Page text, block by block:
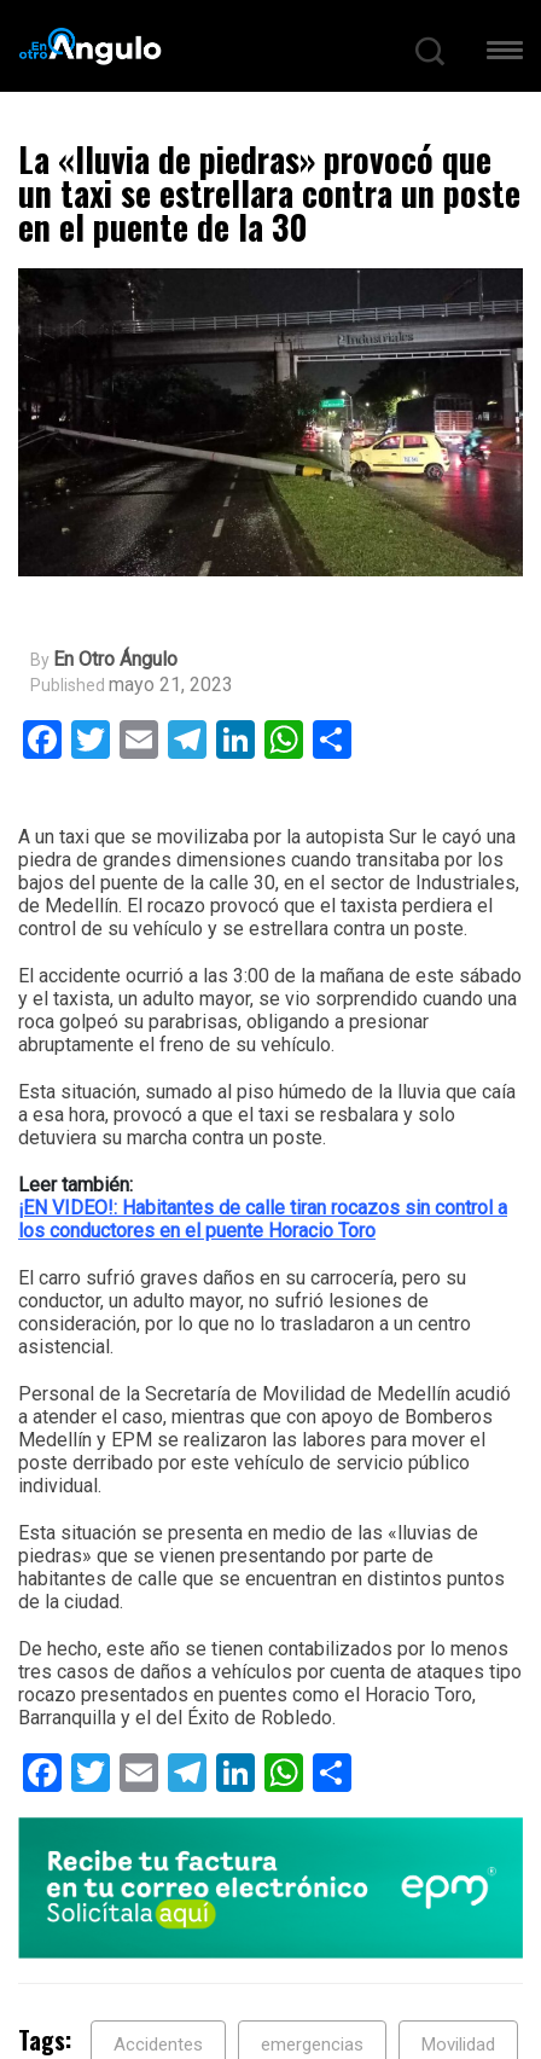
La «lluvia de piedras» provocó que
un taxi se estrellara contra un poste
en el puente de la 30
By En Otro Ángulo
Published mayo 21, 2023
Facebook
Twitter
EmailTelegram
LinkedIn
WhatsApp
A un taxi que se movilizaba por la autopista Sur le cayó una
piedra de grandes dimensiones cuando transitaba por los
bajos del puente de la calle 30, en el sector de Industriales,
de Medellín. El rocazo provocó que el taxista perdiera el
control de su vehículo y se estrellara contra un poste.
El accidente ocurrió a las 3:00 de la mañana de este sábado
y el taxista, un adulto mayor, se vio sorprendido cuando una
roca golpeó su parabrisas, obligando a presionar
abruptamente el freno de su vehículo.
Esta situación, sumado al piso húmedo de la lluvia que caía
a esa hora, provocó a que el taxi se resbalara y solo
detuviera su marcha contra un poste.
Leer también:
¡EN VIDEO!: Habitantes de calle tiran rocazos sin control a
los conductores en el puente Horacio Toro
El carro sufrió graves daños en su carrocería, pero su
conductor, un adulto mayor, no sufrió lesiones de
consideración, por lo que no lo trasladaron a un centro
asistencial.
Personal de la Secretaría de Movilidad de Medellín acudió
a atender el caso, mientras que con apoyo de Bomberos
Medellín y EPM se realizaron las labores para mover el
poste derribado por este vehículo de servicio público
individual.
Esta situación se presenta en medio de las «lluvias de
piedras» que se vienen presentando por parte de
habitantes de calle que se encuentran en distintos puntos
de la ciudad.
De hecho, este año se tienen contabilizados por lo menos
tres casos de daños a vehículos por cuenta de ataques tipo
rocazo presentados en puentes como el Horacio Toro,
Barranquilla y el del Éxito de Robledo.
Facebook
Twitter
EmailTelegram
LinkedIn
WhatsApp
Tags: Accidentes emergencias Movilidad